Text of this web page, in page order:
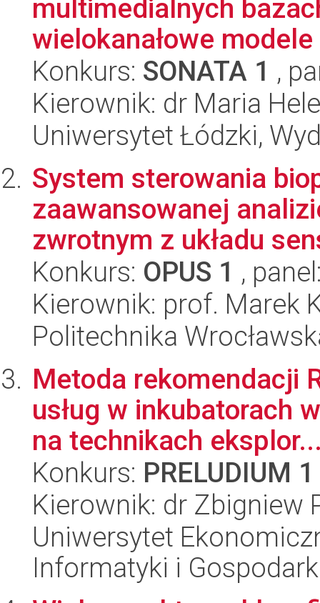
multimedialnych
wielokanałowe
Konkurs: SONATA 1 ,
Kierownik: dr Maria
Uniwersytet Łódzki,
System sterowania
zaawansowanej
zwrotnym z układu
Konkurs: OPUS 1 ,
Kierownik: prof. Marek
Politechnika
Metoda rekomendacji
usług w inkubatorach
na technikach
Konkurs: PRELUDIUM 1
Kierownik: dr Zbigniew
Uniwersytet
Informatyki i